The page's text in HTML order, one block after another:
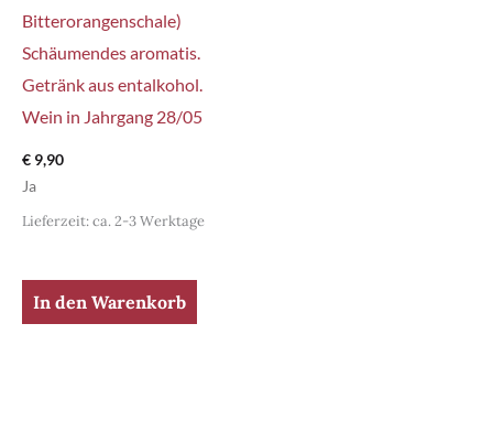
Bitterorangenschale)
Schäumendes aromatis.
Getränk aus entalkohol.
Wein in Jahrgang 28/05
€ 9,90
Ja
Lieferzeit: ca. 2-3 Werktage
In den Warenkorb